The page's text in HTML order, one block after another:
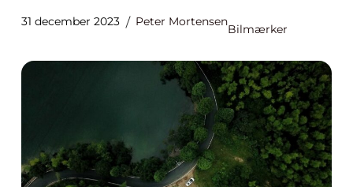
31 december 2023 Peter Mortensen
Bilmærker